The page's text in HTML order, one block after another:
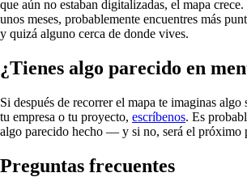
que aún no estaban digitalizadas, el mapa
unos meses, probablemente encuentres más
y quizá alguno cerca de donde vives.
¿Tienes algo parecido en
Si después de recorrer el mapa te imaginas
tu empresa o tu proyecto, escríbenos. Es
algo parecido hecho — y si no, será el próximo
Preguntas frecuentes